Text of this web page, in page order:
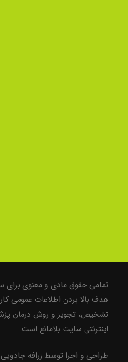
تمامی حقوق مادی و معنوی برای
هدف بالا بردن اطلاعات عمومی
تشخیص، تجویز و روش درمان
اینترنتی سایت بلامانع است
طراحی و اجرا توسط زرافه جادویی –